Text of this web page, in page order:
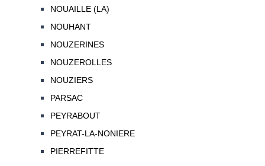
NOUAILLE (LA)
NOUHANT
NOUZERINES
NOUZEROLLES
NOUZIERS
PARSAC
PEYRABOUT
PEYRAT-LA-NONIERE
PIERREFITTE